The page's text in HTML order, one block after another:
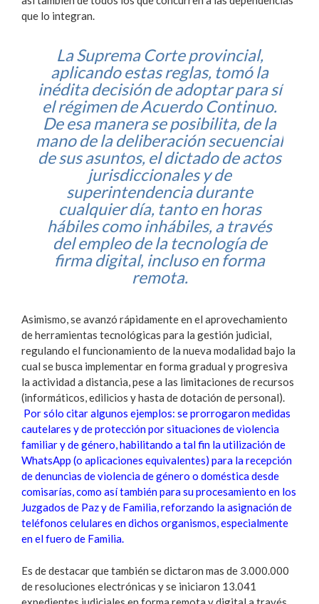
que lo integran.
La Suprema Corte provincial,
aplicando estas reglas, tomó la
inédita decisión de adoptar para sí
el régimen de Acuerdo Continuo.
De esa manera se posibilita, de la
mano de la deliberación secuencial
de sus asuntos, el dictado de actos
jurisdiccionales y de
superintendencia durante
cualquier día, tanto en horas
hábiles como inhábiles, a través
del empleo de la tecnología de
firma digital, incluso en forma
remota.
Asimismo, se avanzó rápidamente en el aprovechamiento
de herramientas tecnológicas para la gestión judicial,
regulando el funcionamiento de la nueva modalidad bajo la
cual se busca implementar en forma gradual y progresiva
la actividad a distancia, pese a las limitaciones de recursos
(informáticos, edilicios y hasta de dotación de personal).
Por sólo citar algunos ejemplos: se prorrogaron medidas
cautelares y de protección por situaciones de violencia
familiar y de género, habilitando a tal fin la utilización de
WhatsApp (o aplicaciones equivalentes) para la recepción
de denuncias de violencia de género o doméstica desde
comisarías, como así también para su procesamiento en los
Juzgados de Paz y de Familia, reforzando la asignación de
teléfonos celulares en dichos organismos, especialmente
en el fuero de Familia.
Es de destacar que también se dictaron mas de 3.000.000
de resoluciones electrónicas y se iniciaron 13.041